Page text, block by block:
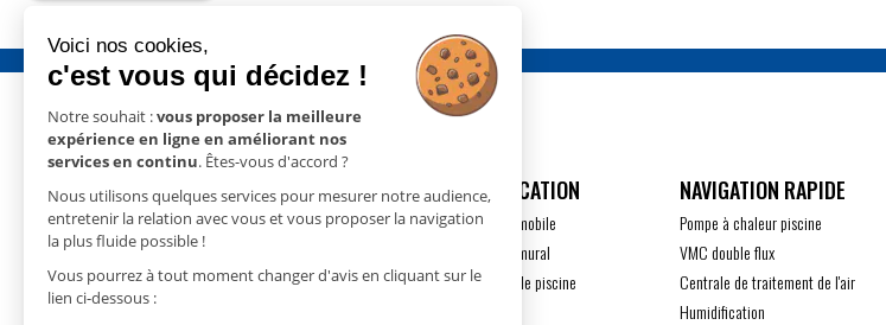
Voici nos cookies,
c'est vous qui décidez !
Notre souhait :vous proposer la meilleure
expérience en ligne en améliorant nos
services en continu. Êtes-vous d'accord ?
Nous utilisons quelques services pour mesurer notre audience,
entretenir la relation avec vous et vous proposer la navigation
la plus fluide possible !
Vous pourrez à tout moment changer d'avis en cliquant sur le
lien ci-dessous :
- 15 rue Nicolas Cugnot
67410 DRUSENHEIM
T.+33(0)3 88 18 11 18
contact@geco.fr
DÉSHUMIDIFICATION
Déshumidification mobile
Déshumidification mural
Déshumidification de piscine
Pompe à chaleur piscine
VMC double flux
Centrale de traitement de l'air
Humidification